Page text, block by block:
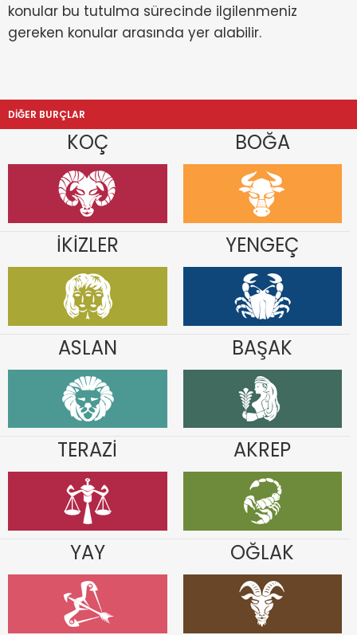
konular bu tutulma sürecinde ilgilenmeniz
gereken konular arasında yer alabilir.
DİĞER BURÇLAR
KOÇ BOĞA
İKİZLER YENGEÇ
ASLAN BAŞAK
TERAZİ AKREP
YAY OĞLAK